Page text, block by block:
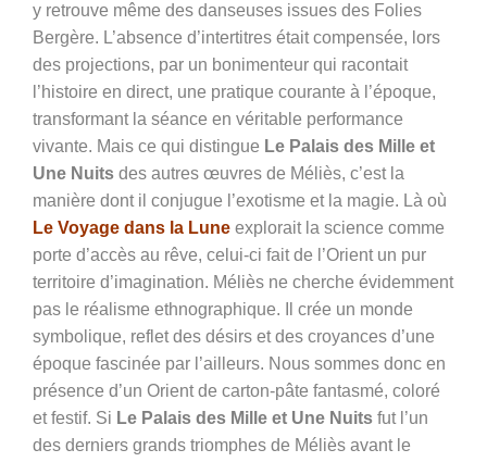
y retrouve même des danseuses issues des Folies
Bergère. L’absence d’intertitres était compensée, lors
des projections, par un bonimenteur qui racontait
l’histoire en direct, une pratique courante à l’époque,
transformant la séance en véritable performance
vivante. Mais ce qui distingue Le Palais des Mille et
Une Nuits des autres œuvres de Méliès, c’est la
manière dont il conjugue l’exotisme et la magie. Là où
Le Voyage dans la Lune explorait la science comme
porte d’accès au rêve, celui-ci fait de l’Orient un pur
territoire d’imagination. Méliès ne cherche évidemment
pas le réalisme ethnographique. Il crée un monde
symbolique, reflet des désirs et des croyances d’une
époque fascinée par l’ailleurs. Nous sommes donc en
présence d’un Orient de carton-pâte fantasmé, coloré
et festif. Si Le Palais des Mille et Une Nuits fut l’un
des derniers grands triomphes de Méliès avant le